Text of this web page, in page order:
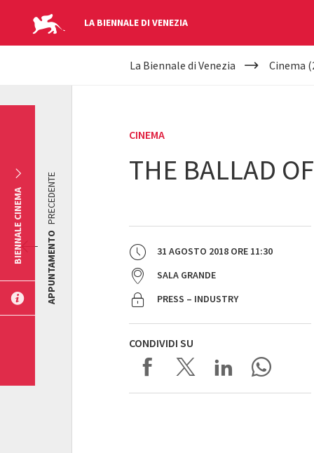
LA BIENNALE DI VENEZIA
YOUR
La Biennale di Venezia Cinema
CINEMA
THE BALLAD
31 AGOSTO 2018 ORE 11:30
SALA GRANDE
PRESS – INDUSTRY
CONDIVIDI SU
APPUNTAMENTO
PRECEDENTE
BIENNALE CINEMA